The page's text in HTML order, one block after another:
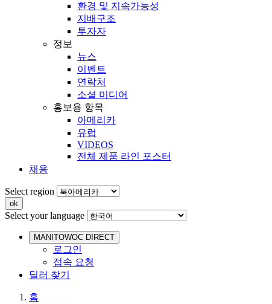
환경 및 지속가능성
지배구조
투자자
정보
뉴스
이벤트
연락처
소셜 미디어
홍보용 항목
아메리카
유럽
VIDEOS
전체 제품 라인 포스터
채용
Select region
Select your language
MANITOWOC DIRECT
로그인
접속 요청
딜러 찾기
홈